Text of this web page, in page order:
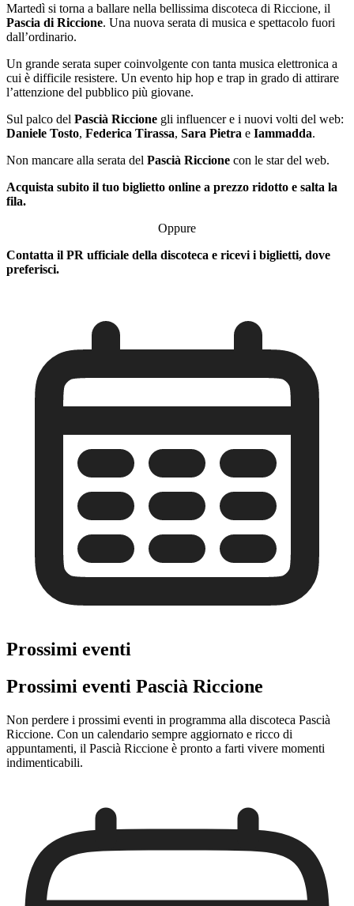
Martedì si torna a ballare nella bellissima discoteca di Riccione, il
Pascia di Riccione. Una nuova serata di musica e spettacolo fuori
dall’ordinario.
Un grande serata super coinvolgente con tanta musica elettronica a
cui è difficile resistere. Un evento hip hop e trap in grado di attirare
l’attenzione del pubblico più giovane.
Sul palco del Pascià Riccione gli influencer e i nuovi volti del web:
Daniele Tosto, Federica Tirassa, Sara Pietra e Iammadda.
Non mancare alla serata del Pascià Riccione con le star del web.
Acquista subito il tuo biglietto online a prezzo ridotto e salta la
fila.
Oppure
Contatta il PR ufficiale della discoteca e ricevi i biglietti, dove
preferisci.
Prossimi eventi
Prossimi eventi Pascià Riccione
Non perdere i prossimi eventi in programma alla discoteca Pascià
Riccione. Con un calendario sempre aggiornato e ricco di
appuntamenti, il Pascià Riccione è pronto a farti vivere momenti
indimenticabili.